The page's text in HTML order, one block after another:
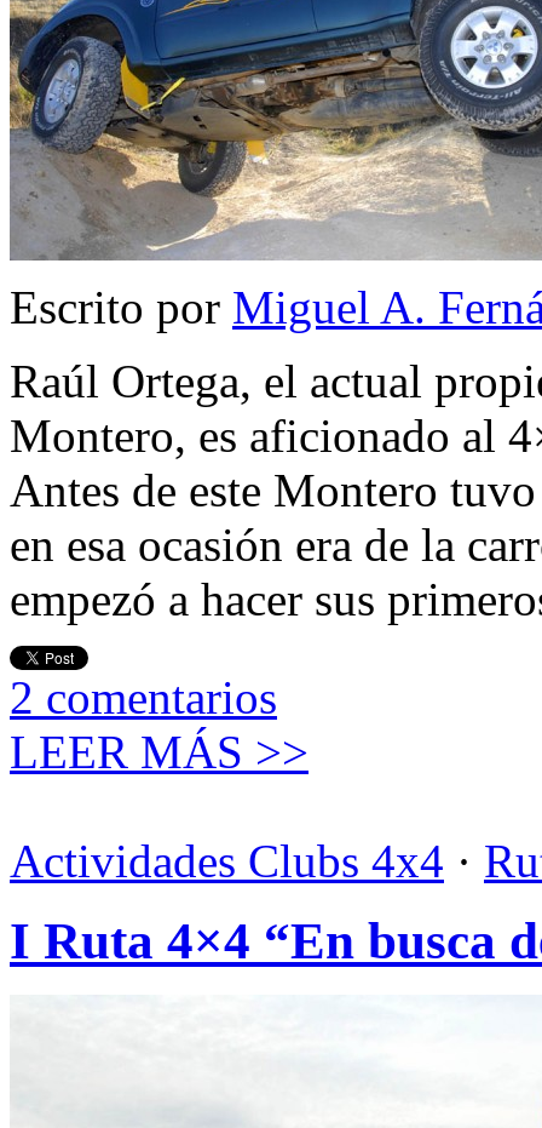
Escrito por Miguel A.
Raúl Ortega, el actual
Montero, es aficionado al
Antes de este Montero
en esa ocasión era de la
empezó a hacer sus
2 comentarios
LEER MÁS >>
Actividades Clubs 4x4 ·
I Ruta 4×4 “En busca